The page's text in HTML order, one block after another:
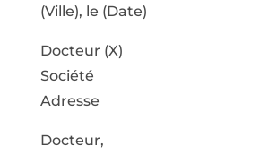
(Ville), le (Date)
Docteur (X)
Société
Adresse
Docteur,